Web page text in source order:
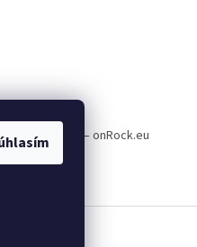
e-shopov – onRock.eu